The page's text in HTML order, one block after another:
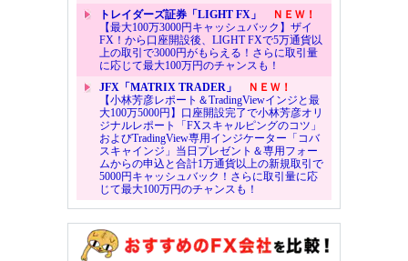
トレイダーズ証券「LIGHT FX」
ＮＥＷ！
【最大100万3000円キャッシュバック】ザイ
FX！から口座開設後、LIGHT FXで5万通貨以
上の取引で3000円がもらえる！さらに取引量
に応じて最大100万円のチャンスも！
JFX「MATRIX TRADER」
ＮＥＷ！
【小林芳彦レポート＆TradingViewインジと最
大100万5000円】口座開設完了で小林芳彦オリ
ジナルレポート「FXスキャルピングのコツ」
およびTradingView専用インジケーター「コバ
スキャインジ」当日プレゼント＆専用フォー
ムからの申込と合計1万通貨以上の新規取引で
5000円キャッシュバック！さらに取引量に応
じて最大100万円のチャンスも！